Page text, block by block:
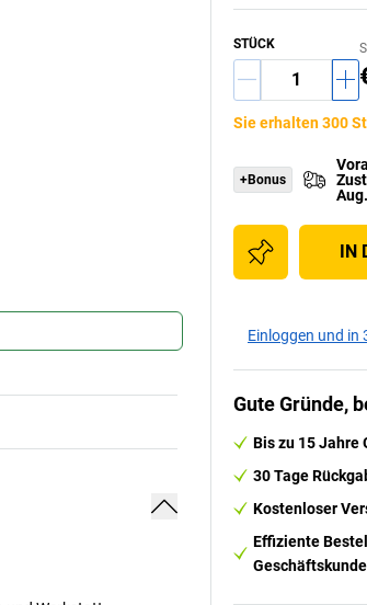
STÜCK
Sie erhalten 300
+Bonus
Aug.
IN
Einloggen und in
Gute Gründe,
Bis zu 15 Jahre
30 Tage
Kostenloser
Effiziente